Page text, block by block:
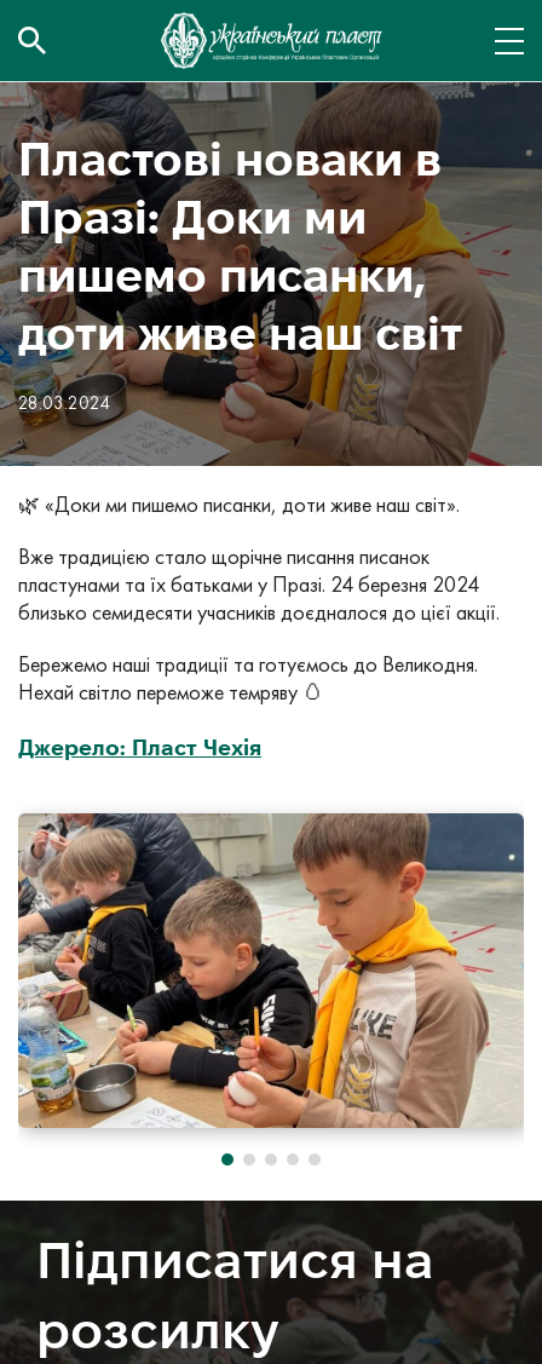
Пластові новаки в
Празі: Доки ми
пишемо писанки,
доти живе наш світ
28.03.2024
🌿 «Доки ми пишемо писанки, доти живе наш світ».
Вже традицією стало щорічне писання писанок
пластунами та їх батьками у Празі. 24 березня 2024
близько семидесяти учасників доєдналося до цієї акції.
Бережемо наші традиції та готуємось до Великодня.
Нехай світло переможе темряву 🥚
Джерело: Пласт Чехія
Підписатися на
розсилку